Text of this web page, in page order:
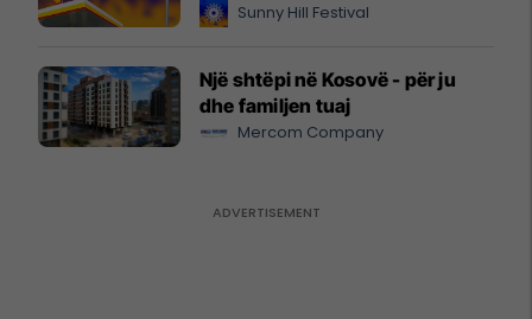
Sunny Hill Festival
Një shtëpi në Kosovë - për ju
dhe familjen tuaj
Mercom Company